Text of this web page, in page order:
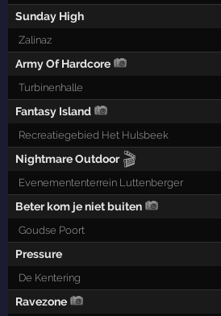
Sunday High
Zalinaz
Army Of Hardcore
Turbinenhalle
Fantasy Island
Recreatiegebied Het Hulsbeek
Nightmare Outdoor 🎬
Evenemententerrein Luttenberger
Beter kom je niet buiten
Goudse Poort
Pressure
De Kentering
Ravezone